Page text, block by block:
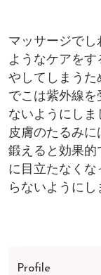
マッサージで
ようなケアを
やしてしまう
でこは紫外線
ないようにしま
皮膚のたるみ
鍛えると効果
に目立たなく
らないようにし
Profile